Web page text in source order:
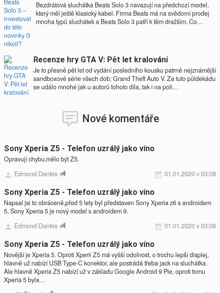
Bezdrátová sluchátka Beats Solo 3 navazují na předchozí model,
který měl ještě klasický kabel. Firma Beats má na svědomí prodej
mnoha typů sluchátek a Beats Solo 3 patří k těm dražším. Co…
Recenze hry GTA V: Pět let kralování
Je to přesně pět let od vydání posledního kousku patrně nejznámější
sandboxové série všech dob: Grand Theft Auto V. Za tuto půldekádu
se událo mnohé jak u autorů tohoto díla, tak i na poli…
Nové komentáře
Sony Xperia Z5 - Telefon uzrálý jako víno
Opravují chybu,mělo být Z5.
Edmond Dantes
01.01.2020 v 03:08
Sony Xperia Z5 - Telefon uzrálý jako víno
Napsal jsi to obráceně,před 5 lety byl představen Sony Xperia z6 s androidem
5, Sony Xperia 5 je nový model s androidem 9.
Edmond Dantes
01.01.2020 v 03:06
Sony Xperia Z5 - Telefon uzrálý jako víno
Novější je Xperia 5. Oproti Xperii Z5 má vyšší odolnost, o trochu lepší displej,
hlavně už nabízí USB Type-C konektor, ale postrádá třeba jack na sluchátka.
Ale hlavně Xperia Z5 nabízí už v základu Google Android 9 Pie, oproti tomu
Xperia 5 byla…